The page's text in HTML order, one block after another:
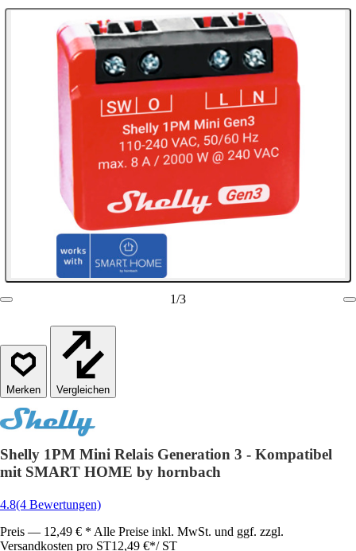
1/3
Vergleichen
Shelly 1PM Mini Relais Generation 3 - Kompatibel
mit SMART HOME by hornbach
4.8(4 Bewertungen)
Preis — 12,49 € * Alle Preise inkl. MwSt. und ggf. zzgl.
Versandkosten pro ST12,49 €*/ ST